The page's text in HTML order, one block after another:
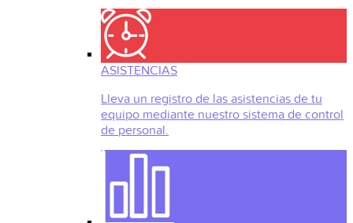
ASISTENCIAS
Lleva un registro de las asistencias de tu
equipo mediante nuestro sistema de control
de personal.